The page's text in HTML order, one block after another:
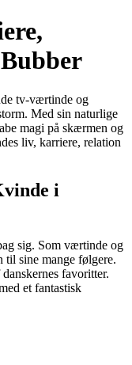
tv-værtinde og
Med sin naturlige
magi på skærmen og
liv, karriere, relation
i
sig. Som værtinde og
sine mange følgere.
favoritter.
et fantastisk